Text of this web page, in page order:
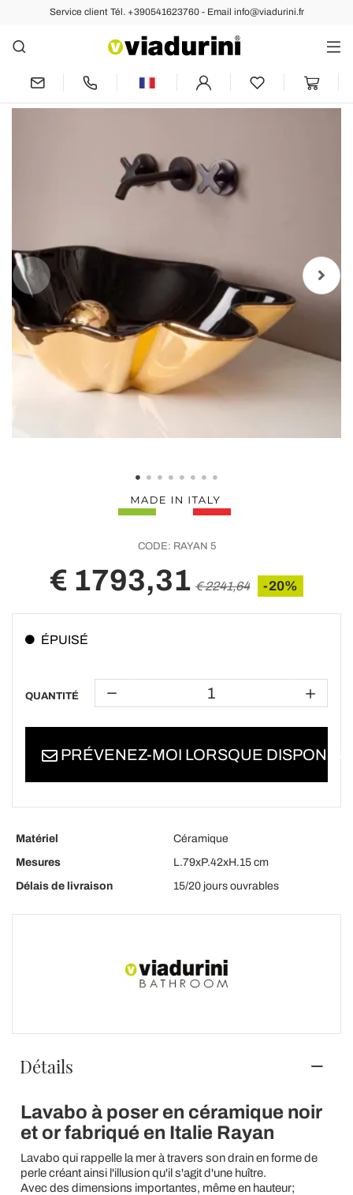
Service client Tél. +390541623760 - Email info@viadurini.fr
Arrière Précédent Suivant
Lavabo de design d'appui céramique
noir et or, fait en Italie Rayan
CODE: RAYAN 5
€ 1793,31 € 2241,64 -20%
ÉPUISÉ
QUANTITÉ
PRÉVENEZ-MOI LORSQUE
Matériel
Céramique
Mesures
L.79xP.42xH.15 cm
Délais de livraison
15/20 jours ouvrables
Détails
Lavabo à poser en céramique noir
et or fabriqué en Italie Rayan
Lavabo qui rappelle la mer à travers son drain en forme de
perle créant ainsi l'illusion qu'il s'agit d'une huître.
Avec des dimensions importantes, même en hauteur;